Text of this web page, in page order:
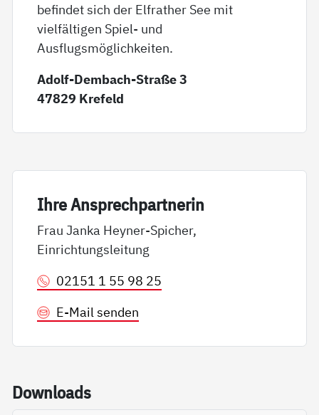
befindet sich der Elfrather See mit
vielfältigen Spiel- und
Ausflugsmöglichkeiten.
Adolf-Dembach-Straße 3
47829 Krefeld
Ih­re An­sp­rech­part­ne­rin
Frau Janka Heyner-Spicher,
Einrichtungsleitung
02151 1 55 98 25
E-Mail senden
Down­loads